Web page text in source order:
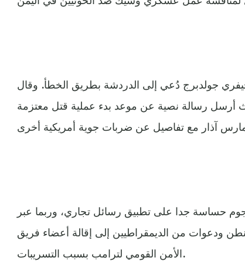
جولدبرج دُعي إلى الدردشة بطريق الخطأ. وقال
أرسل رسالة نصية عن موعد بدء عملية قتل معتزمة
حساسة جدا على تطبيق رسائل تجاري، وربما عبر
ودعوات من الديمقراطيين إلى إقالة أعضاء فريق
الأمن القومي لترامب بسبب التسريبات.